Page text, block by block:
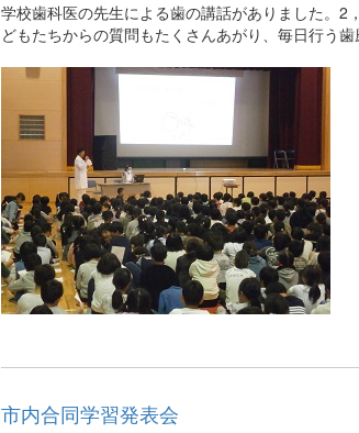
学校歯科医の先生による歯の講話がありました。
どもたちからの質問もたくさんあがり、毎日行う歯
市内合同学習発表会